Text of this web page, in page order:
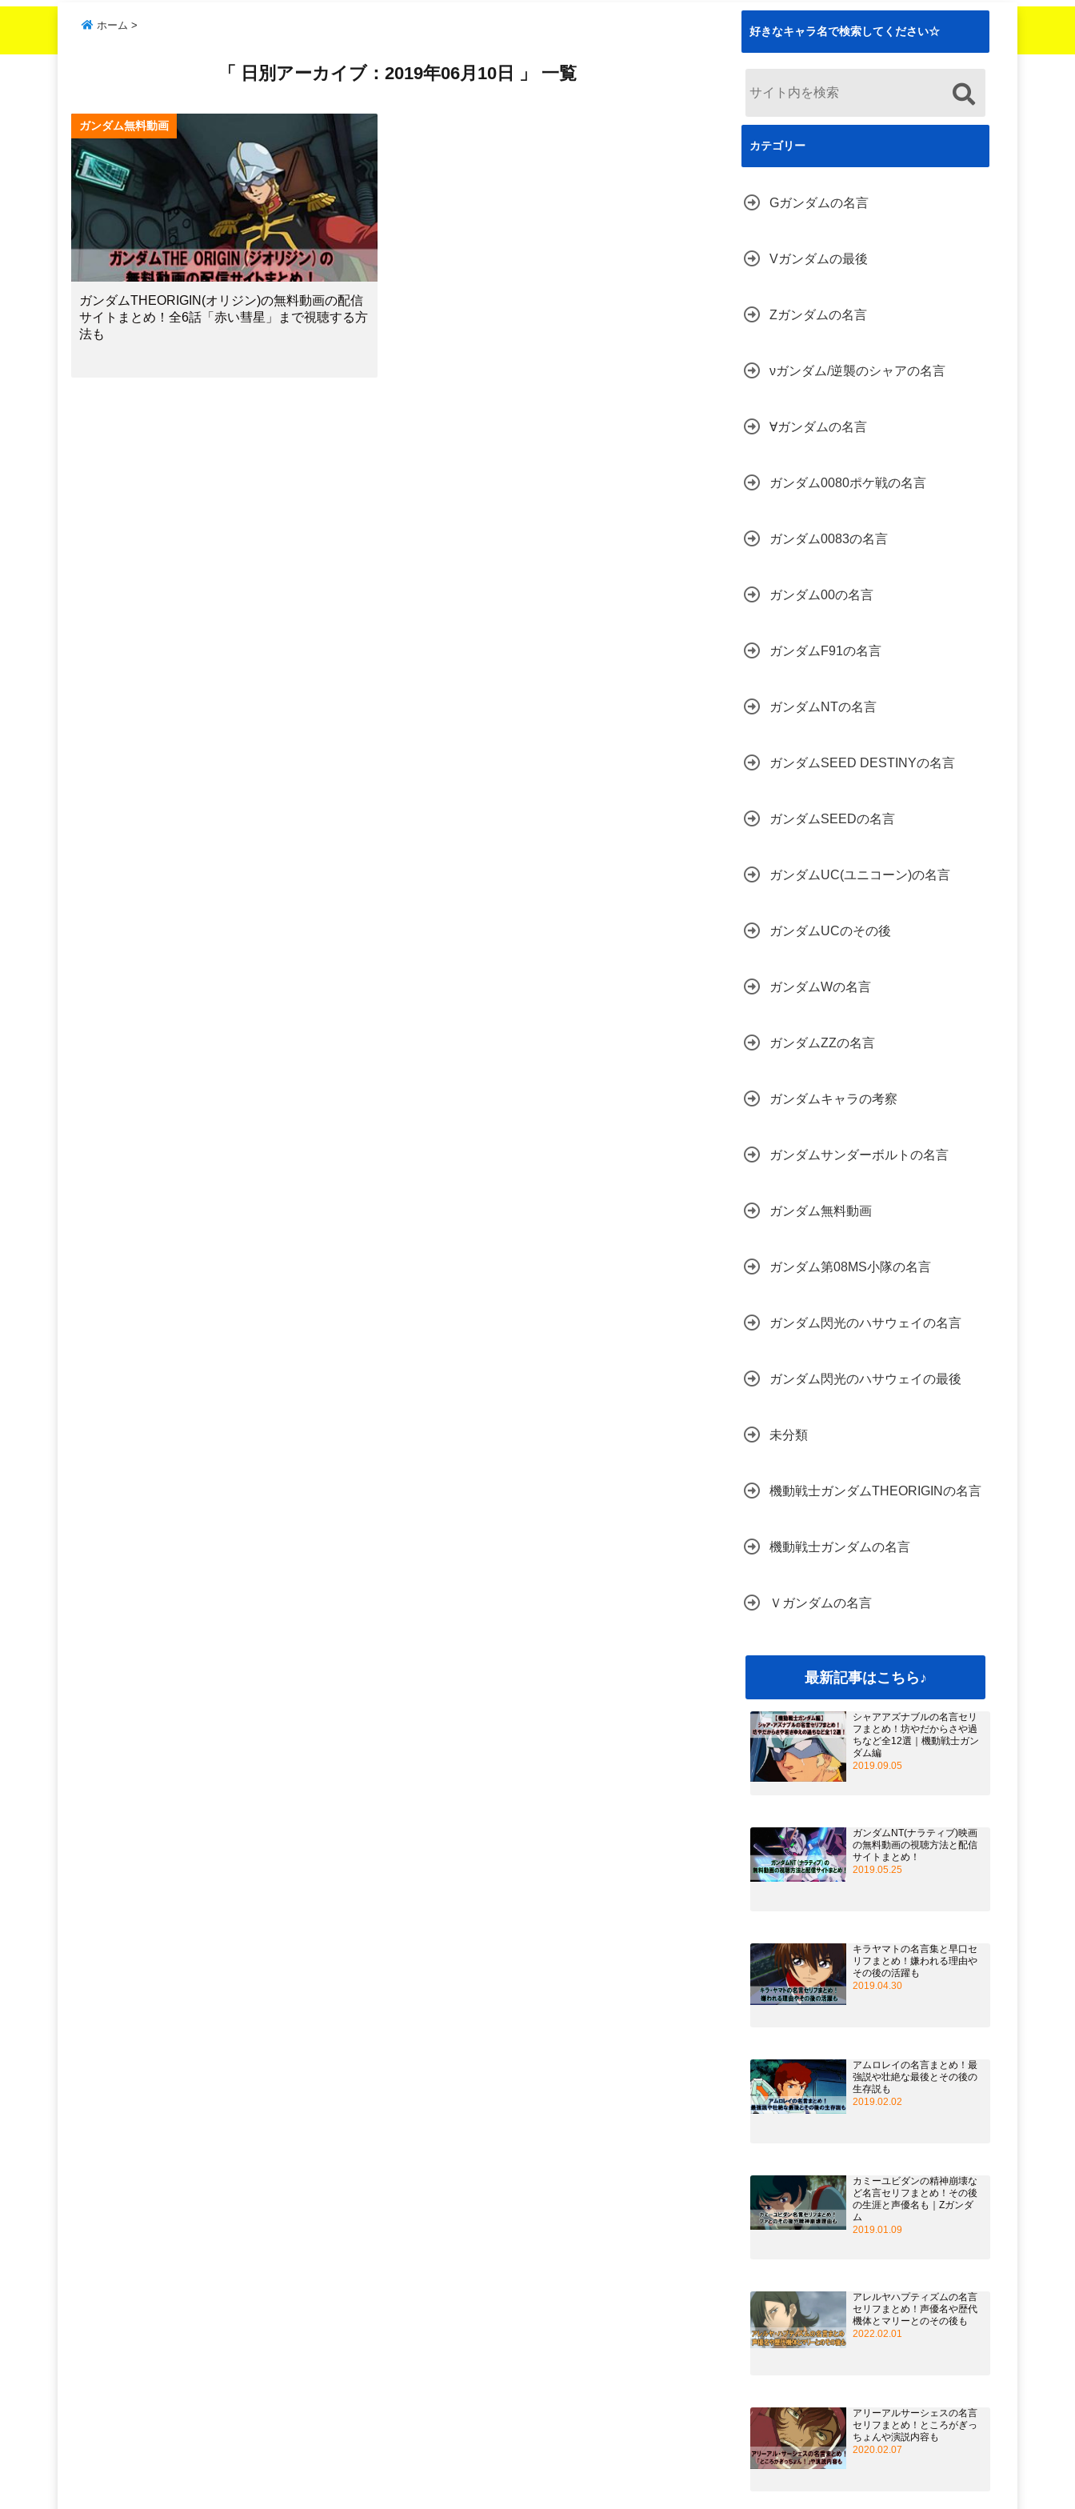
ホーム >
「 日別アーカイブ：2019年06月10日 」 一覧
ガンダム無料動画
ガンダムTHEORIGIN(オリジン)の無料動画の配信
サイトまとめ！全6話「赤い彗星」まで視聴する方
法も
好きなキャラ名で検索してください☆
カテゴリー
Gガンダムの名言
Vガンダムの最後
Zガンダムの名言
νガンダム/逆襲のシャアの名言
∀ガンダムの名言
ガンダム0080ポケ戦の名言
ガンダム0083の名言
ガンダム00の名言
ガンダムF91の名言
ガンダムNTの名言
ガンダムSEED DESTINYの名言
ガンダムSEEDの名言
ガンダムUC(ユニコーン)の名言
ガンダムUCのその後
ガンダムWの名言
ガンダムZZの名言
ガンダムキャラの考察
ガンダムサンダーボルトの名言
ガンダム無料動画
ガンダム第08MS小隊の名言
ガンダム閃光のハサウェイの名言
ガンダム閃光のハサウェイの最後
未分類
機動戦士ガンダムTHEORIGINの名言
機動戦士ガンダムの名言
Ｖガンダムの名言
最新記事はこちら♪
シャアアズナブルの名言セリ
フまとめ！坊やだからさや過
ちなど全12選｜機動戦士ガン
ダム編
2019.09.05
ガンダムNT(ナラティブ)映画
の無料動画の視聴方法と配信
サイトまとめ！
2019.05.25
キラヤマトの名言集と早口セ
リフまとめ！嫌われる理由や
その後の活躍も
2019.04.30
アムロレイの名言まとめ！最
強説や壮絶な最後とその後の
生存説も
2019.02.02
カミーユビダンの精神崩壊な
ど名言セリフまとめ！その後
の生涯と声優名も｜Zガンダ
ム
2019.01.09
アレルヤハプティズムの名言
セリフまとめ！声優名や歴代
機体とマリーとのその後も
2022.02.01
アリーアルサーシェスの名言
セリフまとめ！ところがぎっ
ちょんや演説内容も
2020.02.07